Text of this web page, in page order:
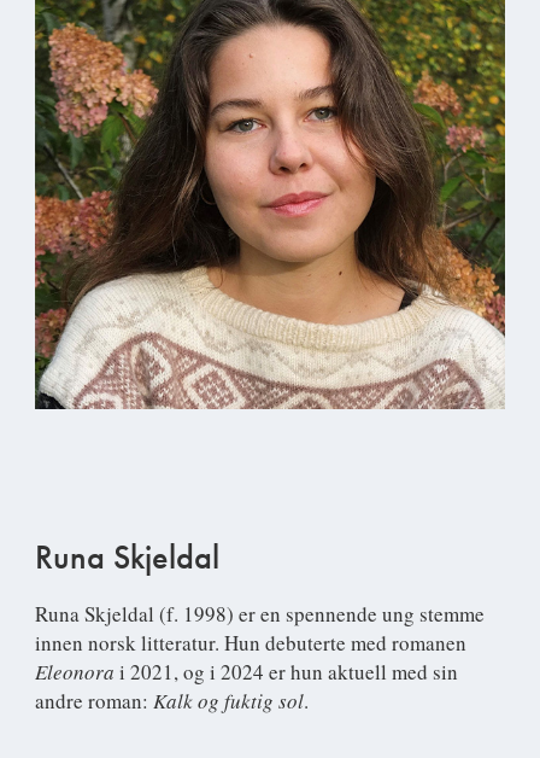
Runa Skjeldal
Runa Skjeldal (f. 1998) er en spennende ung stemme
innen norsk litteratur. Hun debuterte med romanen
Eleonora i 2021, og i 2024 er hun aktuell med sin
andre roman: Kalk og fuktig sol.